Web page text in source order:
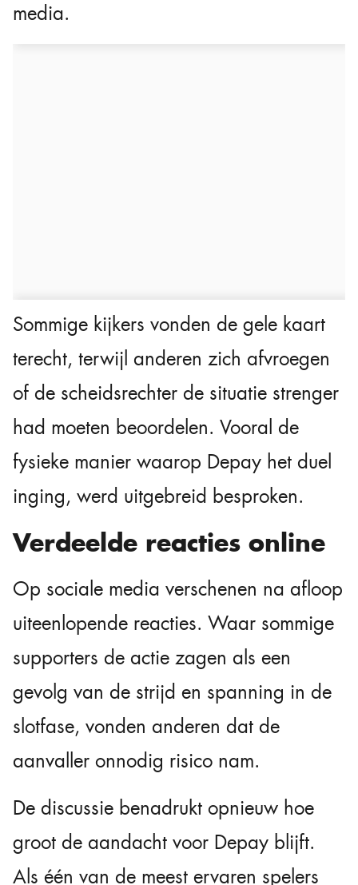
media.
Sommige kijkers vonden de gele kaart
terecht, terwijl anderen zich afvroegen
of de scheidsrechter de situatie strenger
had moeten beoordelen. Vooral de
fysieke manier waarop Depay het duel
inging, werd uitgebreid besproken.
Verdeelde reacties online
Op sociale media verschenen na afloop
uiteenlopende reacties. Waar sommige
supporters de actie zagen als een
gevolg van de strijd en spanning in de
slotfase, vonden anderen dat de
aanvaller onnodig risico nam.
De discussie benadrukt opnieuw hoe
groot de aandacht voor Depay blijft.
Als één van de meest ervaren spelers